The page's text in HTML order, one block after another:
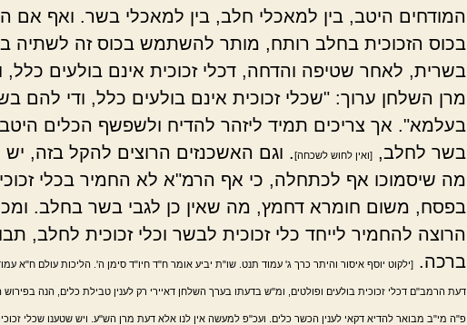
המודחים היטב, בין למאכלי חלב, בין למאכלי בשר. ואף אם
בכוס הזכוכית בחלב רותח, מותר להשתמש בכוס זה לשתיה
בשרית, לאחר שטיפה והדחה, דכלי זכוכית אינם בולעים כלל,
מרן השלחן ערוך: "שכלי זכוכית אינם בולעים כלל, ודי להם
בעלמא". אך צריכים תמיד ליזהר להדיח ולשפשף הכלים היטב
בשר לחלב, [ואין לחוש לשכחה]. וגם האשכנזים הרוצים להקל בזה,
מה שיסמוכו אף לכתחלה, כי אף הרמ"א לא החמיר בכלי
בפסח, משום חומרא דחמץ, מה שאין כן לגבי בשר בחלב.
הרוצה להחמיר לייחד כלי זכוכית לבשר וכלי זכוכית לחלב,
ברכה. [ילקוט יוסף איסור והיתר כרך ג' עמוד תנט. שו"ת יביע אומר ח"ד חיו"ד סימן ה'. הליכות עולם ח"א
דעת הרמב"ם דכלי זכוכית בולעים ופולטים, ומ"ש בדעתו בערך השלחן דאיירי רק לענין טבילת כלים, הנה בפירוש
פ"ה מי"ב מבואר להדיא דקאי לענין הכשר כלים. ועכ"פ למעשה אין לנו אלא דעת מרן הש"ע. ויש שטענו שכלי